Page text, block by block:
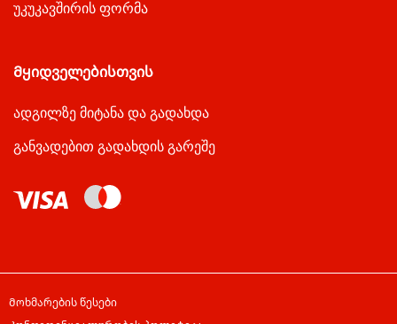
უკუკავშირის ფორმა
Მყიდველებისთვის
ადგილზე მიტანა და გადახდა
განვადებით გადახდის გარეშე
Მოხმარების წესები